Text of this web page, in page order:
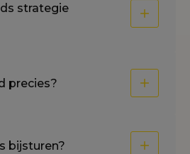
strategie
precies?
bijsturen?